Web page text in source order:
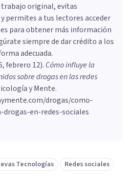
original, evitas
permites a tus lectores acceder
para obtener más información
siempre de dar crédito a los
adecuada.
febrero 12). Cómo influye la
sobre drogas en las redes
y Mente.
drogas/como-
en-redes-sociales
Tecnologías Redes sociales